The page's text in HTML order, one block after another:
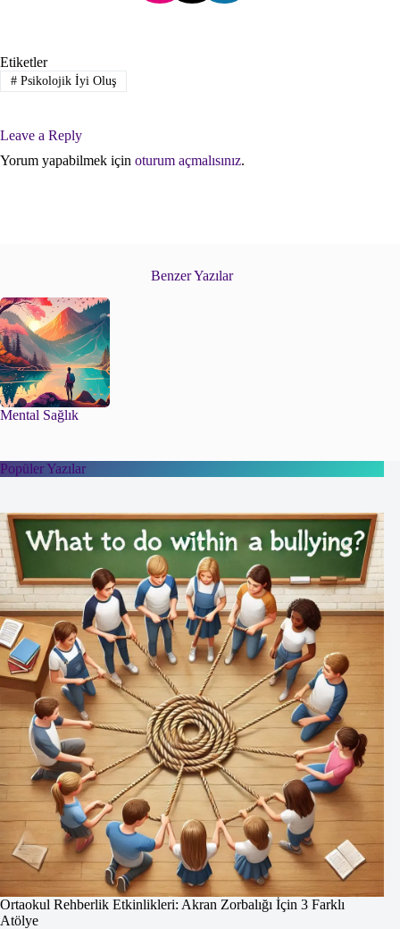
Etiketler
#Psikolojik İyi Oluş
Leave a Reply
Yorum yapabilmek için oturum açmalısınız.
Benzer Yazılar
Mental Sağlık
Popüler Yazılar
Ortaokul Rehberlik Etkinlikleri: Akran Zorbalığı İçin 3 Farklı
Atölye